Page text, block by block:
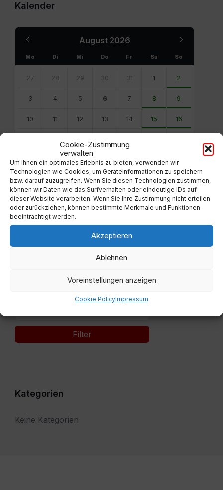
Cookie-Zustimmung
verwalten
Um Ihnen ein optimales Erlebnis zu bieten, verwenden wir
Technologien wie Cookies, um Geräteinformationen zu speichern
bzw. darauf zuzugreifen. Wenn Sie diesen Technologien zustimmen,
können wir Daten wie das Surfverhalten oder eindeutige IDs auf
dieser Website verarbeiten. Wenn Sie Ihre Zustimmung nicht erteilen
oder zurückziehen, können bestimmte Merkmale und Funktionen
beeinträchtigt werden.
Akzeptieren
Ablehnen
Voreinstellungen anzeigen
Cookie PolicyImpressum
Kalender
August 2026
Month
Mo Di Mi Do Fr Sa So
calendar
27 28 29 30 31 1 2
3 4 5 6 7 8 9
10 11 12 13 14 15 16
24 25 26 27 28 29 30
31 1 2 3 4 5 6
Back
to
calendar
days
Filter
Kategorien
Keine Kategorien